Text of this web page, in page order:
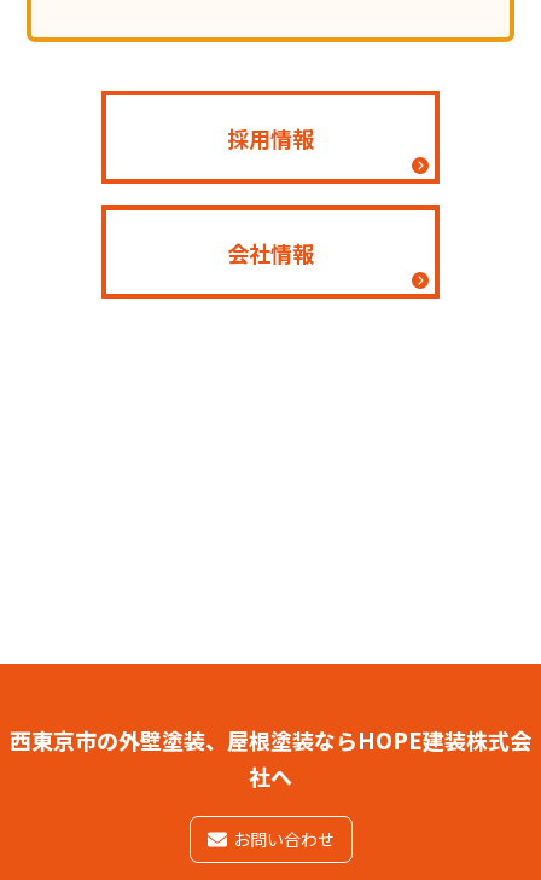
採用情報
会社情報
西東京市の外壁塗装、屋根塗装ならHOPE建装株式会
社へ
お問い合わせ